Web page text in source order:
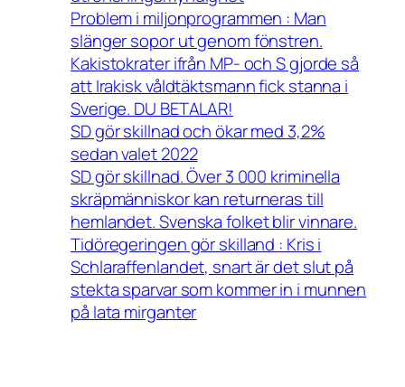
Problem i miljonprogrammen : Man
slänger sopor ut genom fönstren.
Kakistokrater ifrån MP- och S gjorde så
att Irakisk våldtäktsmann fick stanna i
Sverige. DU BETALAR!
SD gör skillnad och ökar med 3,2%
sedan valet 2022
SD gör skillnad. Över 3 000 kriminella
skräpmänniskor kan returneras till
hemlandet. Svenska folket blir vinnare.
Tidöregeringen gör skilland : Kris i
Schlaraffenlandet, snart är det slut på
stekta sparvar som kommer in i munnen
på lata mirganter